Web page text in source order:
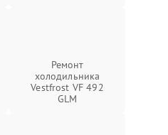
Ремонт
холодильника
Vestfrost VF 492
GLM